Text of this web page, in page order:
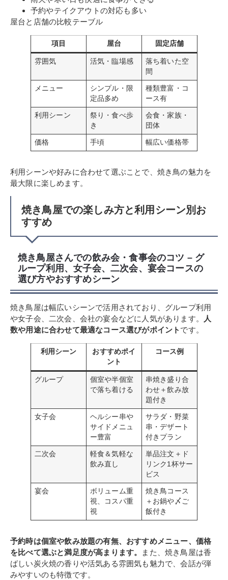
予約やテイクアウトの対応も多い
屋台と店舗の比較テーブル
項目 屋台 固定店舗
雰囲気 活気・臨場感
落ち着いた空
間
メニュー
シンプル・限
定品多め
種類豊富・コ
ース有
利用シーン
祭り・食べ歩
き
会食・家族・
団体
価格 手頃 幅広い価格帯
利用シーンや好みに合わせて選ぶことで、焼き鳥の魅力を
最大限に楽しめます。
焼き鳥屋での楽しみ方と利用シーン別お
すすめ
焼き鳥屋さんでの飲み会・食事会のコツ – グ
ループ利用、女子会、二次会、宴会コースの
選び方やおすすめシーン
焼き鳥屋は幅広いシーンで活用されており、グループ利用
や女子会、二次会、会社の宴会などに人気があります。
人
数や用途に合わせて最適なコース選びがポイント です。
利用シーン
おすすめポイ
ント
コース例
グループ
個室や半個室
で落ち着ける
串焼き盛り合
わせ＋飲み放
題付き
女子会
ヘルシー串や
サイドメニュ
ー豊富
サラダ・野菜
串・デザート
付きプラン
二次会
軽食＆気軽な
飲み直し
単品注文＋ド
リンク1杯サー
ビス
宴会
ボリューム重
視、コスパ重
視
焼き鳥コース
＋お鍋や〆ご
飯付き
予約時は個室や飲み放題の有無、おすすめメニュー、価格
を比べて選ぶと満足度が高まります。
また、焼き鳥屋は香
ばしい炭火焼の香りや活気ある雰囲気も魅力で、会話が弾
みやすいのも特徴です。